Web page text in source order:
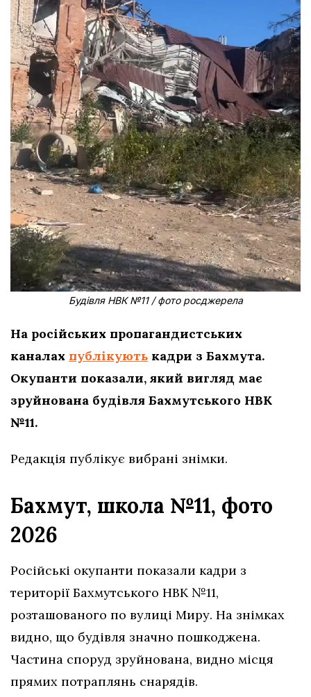
Будівля НВК №11 / фото росджерела
На російських пропагандистських
каналах публікують кадри з Бахмута.
Окупанти показали, який вигляд має
зруйнована будівля Бахмутського НВК
№11.
Редакція публікує вибрані знімки.
Бахмут, школа №11, фото
2026
Російські окупанти показали кадри з
території Бахмутського НВК №11,
розташованого по вулиці Миру. На знімках
видно, що будівля значно пошкоджена.
Частина споруд зруйнована, видно місця
прямих потраплянь снарядів.